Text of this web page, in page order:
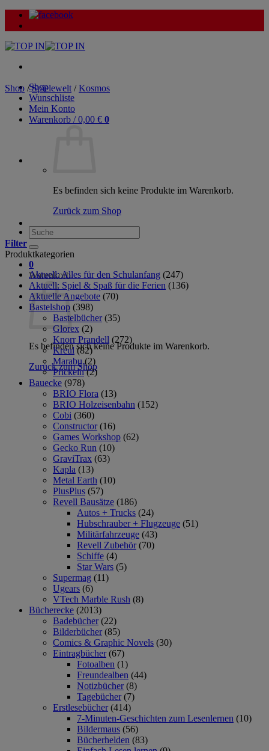
Zum
Inhalt
Shop
Wunschliste
Mein Konto
Warenkorb /0,00 € 0
Es befinden sich keine Produkte im Warenkorb.
Zurück zum Shop
Suche
nach:
0
Warenkorb
Es befinden sich keine Produkte im Warenkorb.
Zurück zum Shop
Shop / Spielewelt / Kosmos
Filter
Produktkategorien
Aktuell: Alles für den Schulanfang (247)
Aktuell: Spiel & Spaß für die Ferien (136)
Aktuelle Angebote (70)
Bastelshop (398)
Bastelbücher (35)
Glorex (2)
Knorr Prandell (272)
Kreul (82)
Marabu (2)
Prickeln (2)
Bauecke (978)
BRIO Flora (13)
BRIO Holzeisenbahn (152)
Cobi (360)
Constructor (16)
Games Workshop (62)
Gecko Run (10)
GraviTrax (63)
Kapla (13)
Metal Earth (10)
PlusPlus (57)
Revell Bausätze (186)
Autos + Trucks (24)
Hubschrauber + Flugzeuge (51)
Militärfahrzeuge (43)
Revell Zubehör (70)
Schiffe (4)
Star Wars (5)
Supermag (11)
Ugears (6)
VTech Marble Rush (8)
Bücherecke (2013)
Badebücher (22)
Bilderbücher (85)
Comics & Graphic Novels (30)
Eintragbücher (67)
Fotoalben (1)
Freundealben (44)
Notizbücher (8)
Tagebücher (7)
Erstlesebücher (414)
7-Minuten-Geschichten zum Lesenlernen (10)
Bildermaus (56)
Bücherhelden (83)